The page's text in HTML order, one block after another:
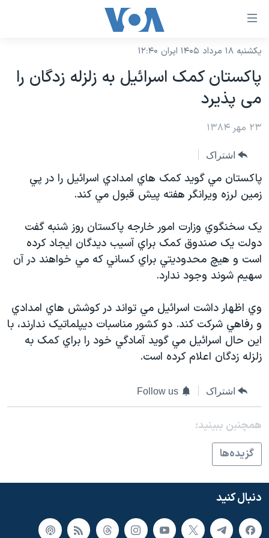
لینکهای
دسترسی
جهش
محتوای
اصلی
صفحه
اصلی
جهش
جستجو
نسخه سبک وب‌سایت
موضوع ها
ایران
آمریکا
جهان
ورزشی
ویژه برنامه‌ها
ویدیوها
فرهنگ و زندگی
حقوق شهروندی
اقتصادی
علم و فناوری
گالری عکس
آرشیو پخش زنده
برنامه های تلویزیونی
جدول برنامه ها
صفحه‌های ویژه
جام جهانی ۲۰۲۶
بایگانی برنامه‌های تلویزیونی
مستندها
انتخابات ریاست جمهوری آمریکا ۲۰۲۴
حمله جمهوری اسلامی به اسرائیل
رمز مهسا
ورزش زنان در ایران
اعتراضات زن، زندگی، آزادی
مجموعه مستندهای دادخواهی
تریبونال مردمی آبان ۹۸
دادگاه حمید نوری
قانون شفافیت دارائی کادر رهبری ایران
اعتراضات مردمی آبان ۹۸
فرکانس‌های صدای آمریکا
یادگیری زبان انگلیسی
دنبال کنید
زبانهای مختلف
یکشنبه ۱۸ مرداد ۱۴۰۵ ایران ۱۲:۴۰
پاکستان کمک اسرائيل به زلزله زدگان را
می پذيرد
۲۳ مهر ۱۳۸۴
اشتراک
پاکستان مي گويد کمک هاي امدادي اسرائيل را در پي
زمين لرزه ويرانگر هفته پيش قبول مي کند.
يک سخنگوي وزارت امور خارجه پاکستان روز شنبه گفت
دولت يک صندوق کمک براي آسيب ديدگان ايجاد کرده
است و هيچ محدوديتي براي کساني که مي خواهند در آن
سهيم شوند وجود ندارد.
وي اظهار داشت اسرائيل مي تواند در کوشش هاي امدادي
و رفاهي شرکت کند. دو کشور مناسبات ديپلماتيک ندارند، با
اين حال اسرائيل مي گويد آمادگي خود را براي کمک به
زلزله زدگان اعلام کرده است.
اشتراک Follow us
همچنبن ببینید:
گزيده‌ها
دنبال کنید